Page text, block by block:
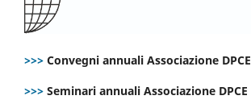
>>> Convegni annuali Associazione DPCE
>>> Seminari annuali Associazione DPCE